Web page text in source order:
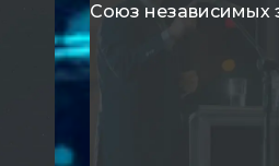
Союз независимых